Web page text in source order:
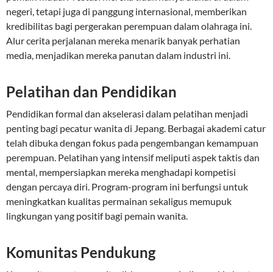
negeri, tetapi juga di panggung internasional, memberikan
kredibilitas bagi pergerakan perempuan dalam olahraga ini.
Alur cerita perjalanan mereka menarik banyak perhatian
media, menjadikan mereka panutan dalam industri ini.
Pelatihan dan Pendidikan
Pendidikan formal dan akselerasi dalam pelatihan menjadi
penting bagi pecatur wanita di Jepang. Berbagai akademi catur
telah dibuka dengan fokus pada pengembangan kemampuan
perempuan. Pelatihan yang intensif meliputi aspek taktis dan
mental, mempersiapkan mereka menghadapi kompetisi
dengan percaya diri. Program-program ini berfungsi untuk
meningkatkan kualitas permainan sekaligus memupuk
lingkungan yang positif bagi pemain wanita.
Komunitas Pendukung